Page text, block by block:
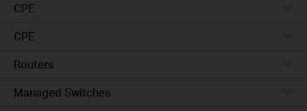
CPE
CPE
Routers
Managed Switches